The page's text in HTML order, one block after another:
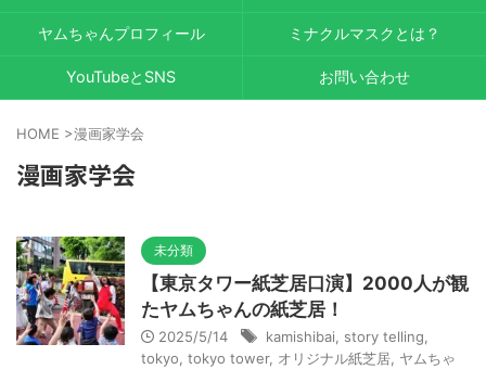
ヤムちゃんプロフィール ミナクルマスクとは？
YouTubeとSNS お問い合わせ
HOME >漫画家学会
漫画家学会
未分類
【東京タワー紙芝居口演】2000人が観
たヤムちゃんの紙芝居！
2025/5/14 kamishibai story telling
tokyo tokyo tower, オリジナル紙芝居 ヤムちゃ